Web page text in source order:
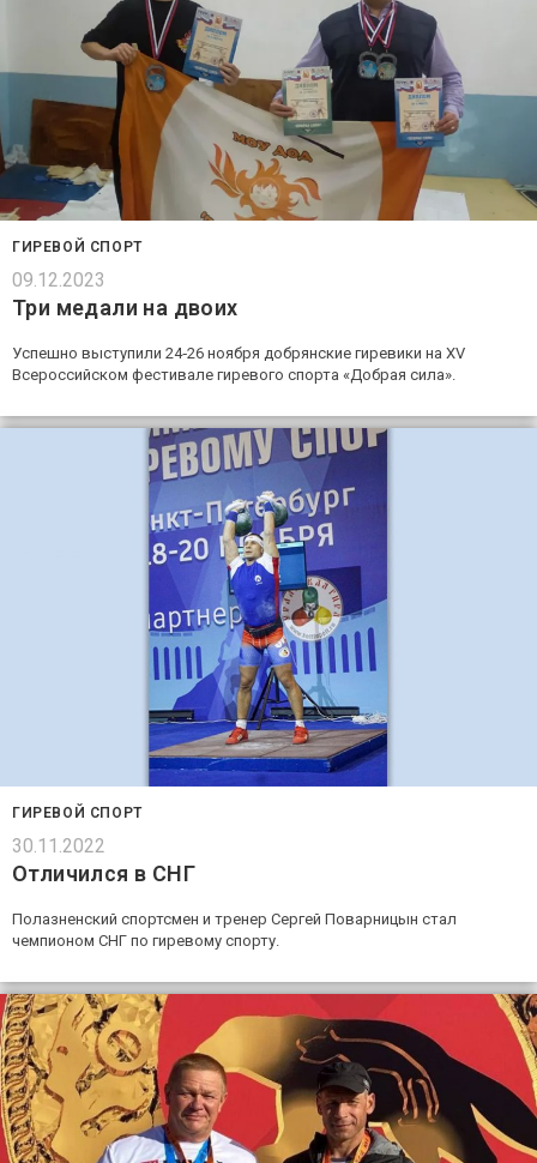
ГИРЕВОЙ СПОРТ
09.12.2023
Три медали на двоих
Успешно выступили 24‑26 ноября добрянские гиревики на XV
Всероссийском фестивале гиревого спорта «Добрая сила».
ГИРЕВОЙ СПОРТ
30.11.2022
Отличился в СНГ
Полазненский спортсмен и тренер Сергей Поварницын стал
чемпионом СНГ по гиревому спорту.